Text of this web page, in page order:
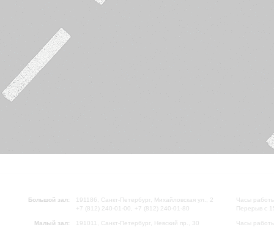
Большой зал:
191186, Санкт-Петербург, Михайловская ул., 2
+7 (812) 240-01-00, +7 (812) 240-01-80
Малый зал:
191011, Санкт-Петербург, Невский пр., 30
Часы
Перерыв с
Часы